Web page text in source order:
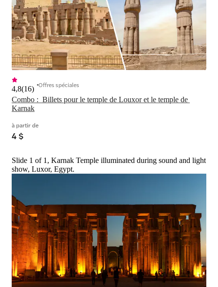
Combo :  Billets pour le temple de Louxor et le temple de
Karnak
4,8(16) Offres spéciales
à partir de
4 $
Slide 1 of 1, Karnak Temple illuminated during sound and light
show, Luxor, Egypt.